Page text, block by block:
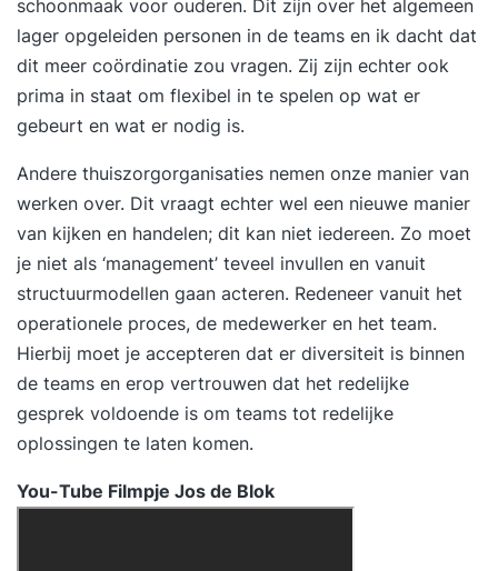
schoonmaak voor ouderen. Dit zijn over het algemeen
lager opgeleiden personen in de teams en ik dacht dat
dit meer coördinatie zou vragen. Zij zijn echter ook
prima in staat om flexibel in te spelen op wat er
gebeurt en wat er nodig is.
Andere thuiszorgorganisaties nemen onze manier van
werken over. Dit vraagt echter wel een nieuwe manier
van kijken en handelen; dit kan niet iedereen. Zo moet
je niet als ‘management’ teveel invullen en vanuit
structuurmodellen gaan acteren. Redeneer vanuit het
operationele proces, de medewerker en het team.
Hierbij moet je accepteren dat er diversiteit is binnen
de teams en erop vertrouwen dat het redelijke
gesprek voldoende is om teams tot redelijke
oplossingen te laten komen.
You-Tube Filmpje Jos de Blok